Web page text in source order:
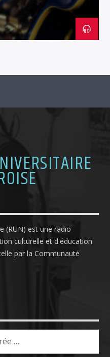
(RUN) est une radio
culturelle et d'éducation
par la Communauté